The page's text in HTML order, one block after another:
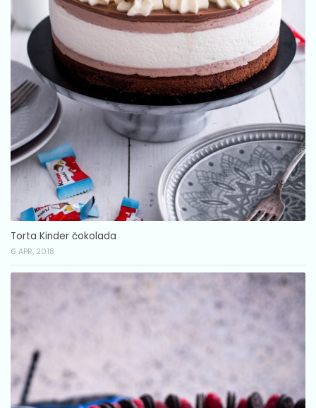
Torta Kinder čokolada
6 APR, 2018